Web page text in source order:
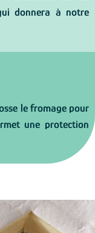
donnera à notre
le fromage pour
une protection